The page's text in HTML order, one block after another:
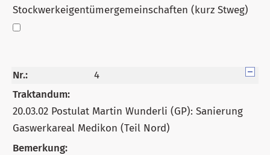
Stockwerkeigentümergemeinschaften (kurz Stweg)
Nr.:
4
Traktandum:
20.03.02 Postulat Martin Wunderli (GP): Sanierung
Gaswerkareal Medikon (Teil Nord)
Bemerkung: